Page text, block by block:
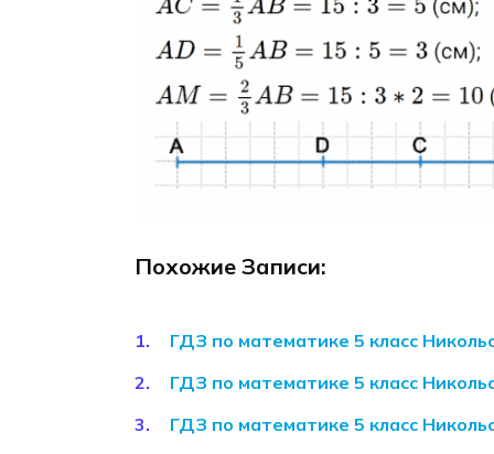
Похожие Записи:
ГДЗ по математике 5 класс
ГДЗ по математике 5 класс
ГДЗ по математике 5 класс